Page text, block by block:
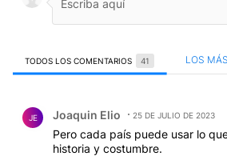
TODOS LOS COMENTARIOS 41 LOS
JE Joaquin Elio 25 DE JULIO DE 2023
Pero cada país puede usar lo
historia y costumbre.